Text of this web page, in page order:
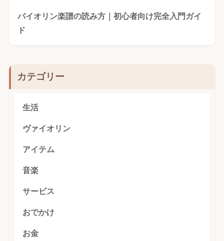
バイオリン楽譜の読み方｜初心者向け完全入門ガイ
ド
カテゴリー
生活
ヴァイオリン
アイテム
音楽
サービス
おでかけ
お金